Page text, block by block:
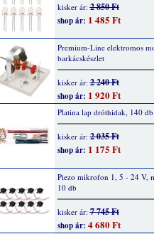
kisker ár:2 850 Ft
shop ár: 1 485 Ft
Premium-Line elektromos
barkácskészlet
kisker ár:2 240 Ft
shop ár: 1 920 Ft
Platina lap dróthidak, 140
kisker ár:2 035 Ft
shop ár: 1 175 Ft
Piezo mikrofon 1, 5 - 24 V,
10 db
kisker ár:7 745 Ft
shop ár: 4 680 Ft